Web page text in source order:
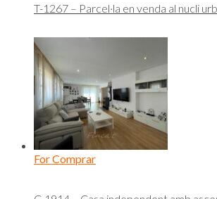
T-1267 – Parcel·la en venda al nucli
For Comprar